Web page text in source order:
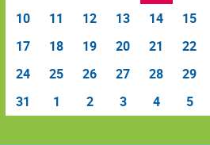
10
11 12 13 14 15
17
18 19 20 21 22
24
25 26 27 28 29
31
1 2 3 4 5